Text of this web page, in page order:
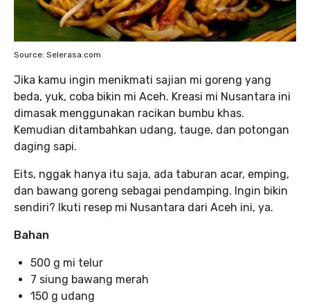
Source: Selerasa.com
Jika kamu ingin menikmati sajian mi goreng yang
beda, yuk, coba bikin mi Aceh. Kreasi mi Nusantara ini
dimasak menggunakan racikan bumbu khas.
Kemudian ditambahkan udang, tauge, dan potongan
daging sapi.
Eits, nggak hanya itu saja, ada taburan acar, emping,
dan bawang goreng sebagai pendamping. Ingin bikin
sendiri? Ikuti resep mi Nusantara dari Aceh ini, ya.
Bahan
500 g mi telur
7 siung bawang merah
150 g udang